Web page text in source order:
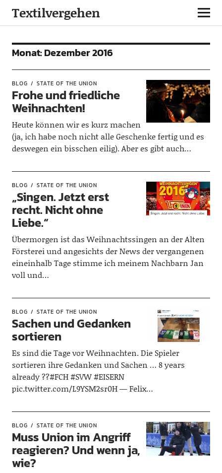
Textilvergehen
Monat:Dezember 2016
BLOG STATE OF THE UNION
Frohe und friedliche
Weihnachten!
Heute können wir es kurz machen
(ja, ich habe noch nicht alle Geschenke fertig und es
deswegen ein bisschen eilig). Aber es gibt auch…
BLOG STATE OF THE UNION
„Singen. Jetzt erst
recht. Nicht ohne
Liebe.“
Übermorgen ist das Weihnachtssingen an der Alten
Försterei und angesichts der News der vergangenen
eineinhalb Tage stimme ich meinem Nachbarn Jan
voll und…
BLOG STATE OF THE UNION
Sachen und Gedanken
sortieren
Es sind die Tage vor Weihnachten. Die Spieler
sortieren ihre Gedanken und Sachen … 8 years
already ??#FCH #SVW #EISERN
pic.twitter.com/L9YSM2sr0H — Felix…
BLOG STATE OF THE UNION
Muss Union im Angriff
reagieren? Und wenn ja,
wie?